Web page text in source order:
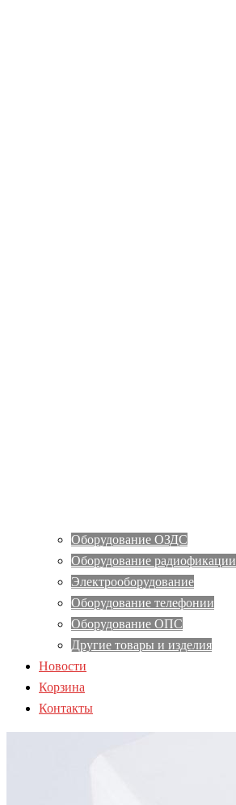
Оборудование ОЗДС
Оборудование радиофикации
Электрооборудование
Оборудование телефонии
Оборудование ОПС
Другие товары и изделия
Новости
Корзина
Контакты